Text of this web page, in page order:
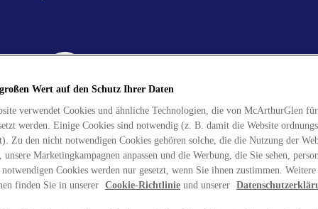
Wert auf den Schutz Ihrer Daten
verwendet Cookies und ähnliche Technologien, die von McArthurGlen
werden. Einige Cookies sind notwendig (z. B. damit die Website
Zu den nicht notwendigen Cookies gehören solche, die die Nutzung der
unsere Marketingkampagnen anpassen und die Werbung, die Sie sehen,
Cookies werden nur gesetzt, wenn Sie ihnen zustimmen. Weitere
finden Sie in unserer Cookie-Richtlinie und unserer